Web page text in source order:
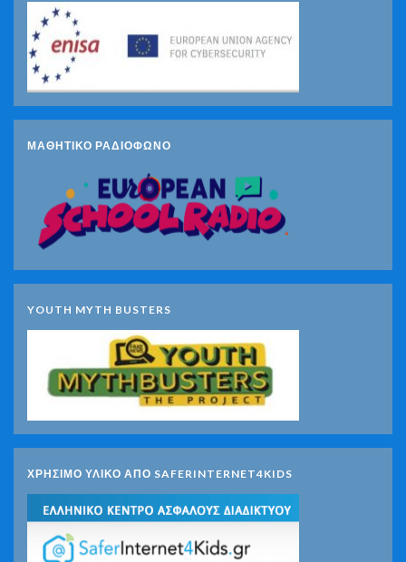
ΜΑΘΗΤΙΚΟ ΡΑΔΙΟΦΩΝΟ
YOUTH MYTH BUSTERS
ΧΡΗΣΙΜΟ ΥΛΙΚΟ ΑΠΟ SAFERINTERNET4KIDS